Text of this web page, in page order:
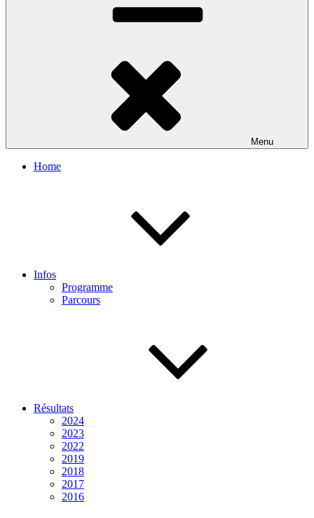
Menu
Home
Infos
Programme
Parcours
Résultats
2024
2023
2022
2019
2018
2017
2016